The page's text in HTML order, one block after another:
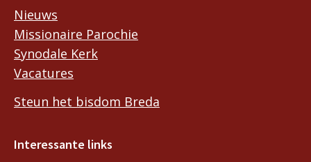
Nieuws
Missionaire Parochie
Synodale Kerk
Vacatures
Steun het bisdom Breda
Interessante links